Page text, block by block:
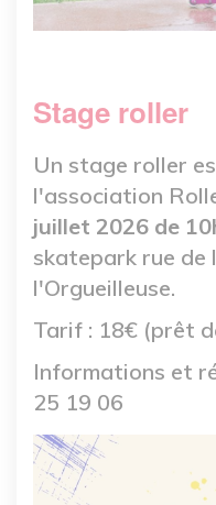
Stage roller
Un stage roller
l'association
juillet 2026 de
skatepark rue
l'Orgueilleuse.
Tarif : 18€ (prêt
Informations et
25 19 06
Image